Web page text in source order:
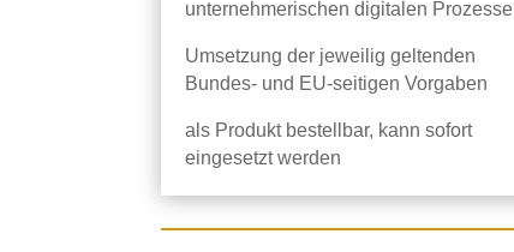
unternehmerischen digitalen Prozesse
Umsetzung der jeweilig geltenden
Bundes- und EU-seitigen Vorgaben
als Produkt bestellbar, kann sofort
eingesetzt werden